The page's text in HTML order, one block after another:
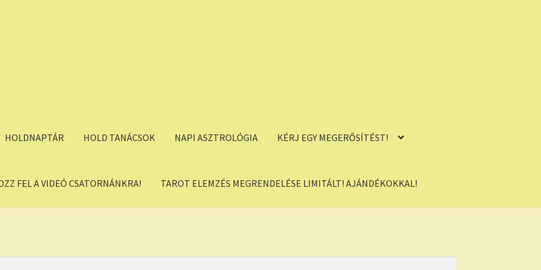
HOLDNAPTÁR HOLD TANÁCSOK NAPI ASZTROLÓGIA KÉRJ EGY MEGERŐSÍTÉST!
FEL A VIDEÓ CSATORNÁNKRA! TAROT ELEMZÉS MEGRENDELÉSE LIMITÁLT! AJÁNDÉKOKKAL!